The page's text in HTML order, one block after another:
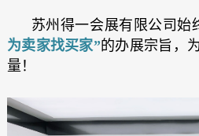
苏州得一会展有限公司始
为卖家找买家”的办展宗旨，
量！